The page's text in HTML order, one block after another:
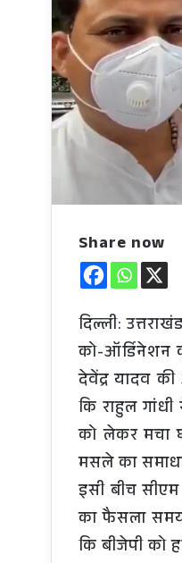
Share now
दिल्ली:
को-ऑर्डिनेशन
देवेंद्र यादव
कि राहुल
को लेकर मचा
मसले का
इसी बीच
का फैसला
कि बीजेपी को